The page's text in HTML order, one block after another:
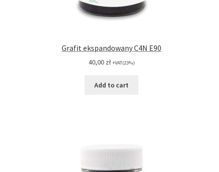
Grafit ekspandowany C4N E90
40,00 zł +VAT(23%)
Add to cart